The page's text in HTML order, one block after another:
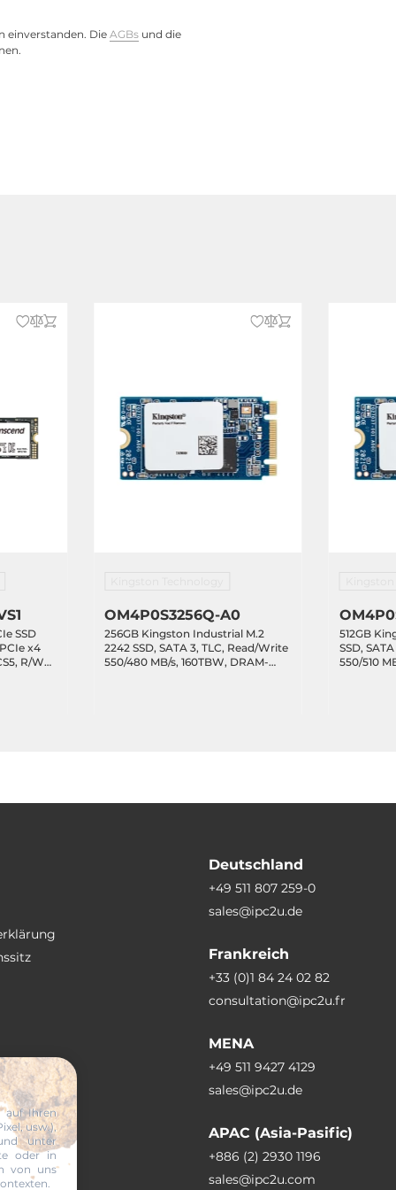
einverstanden. Die AGBs und die
SSD
x4
R/W
OM4P0S3256Q-A0
256GB Kingston Industrial M.2
2242 SSD, SATA 3, TLC, Read/Write
550/480 MB/s, 160TBW, DRAM-
512GB
SSD,
550/510
Deutschland
+49 511 807 259-0
sales@ipc2u.de
Frankreich
+33 (0)1 84 24 02 82
consultation@ipc2u.fr
MENA
+49 511 9427 4129
sales@ipc2u.de
APAC (Asia-Pasific)
+886 (2) 2930 1196
sales@ipc2u.com
auf Ihren
usw.),
unter
oder in
von uns